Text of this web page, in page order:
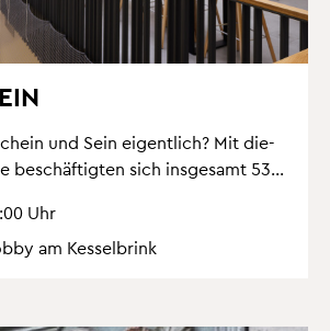
und Sein ei­gent­lich? Mit die­
be­schäf­tig­ten sich ins­ge­samt 53...
Uhr
am Kes­sel­brink